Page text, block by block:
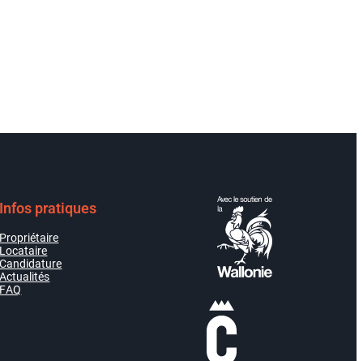
Infos pratiques
Propriétaire
Locataire
Candidature
Actualités
FAQ